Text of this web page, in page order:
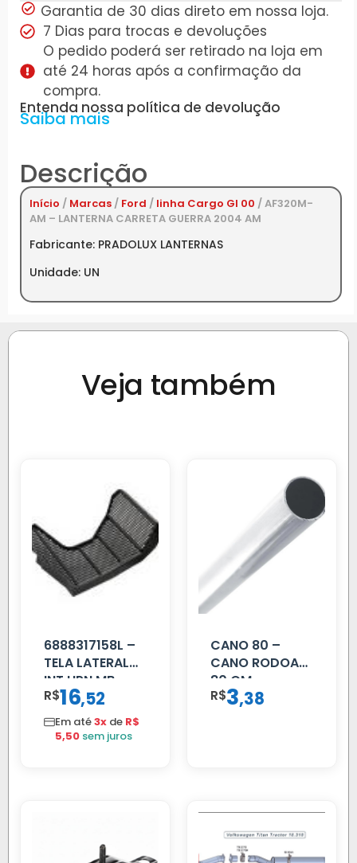
Garantia de 30 dias direto em nossa loja.
7 Dias para trocas e devoluções
O pedido poderá ser retirado na loja em
até 24 horas após a confirmação da
compra.
Entenda nossa política de devolução
Saiba mais
Descrição
Início / Marcas / Ford / linha Cargo GI 00 / AF320M-
AM – LANTERNA CARRETA GUERRA 2004 AM
Fabricante: PRADOLUX LANTERNAS
Unidade: UN
Veja também
6888317158L –
TELA LATERAL
INT HPN MB
709/MB 1618 LD
TELA
R$16,52
Em até3x de R$
5,50 sem juros
CANO 80 –
CANO RODOAR
80 CM
R$3,38